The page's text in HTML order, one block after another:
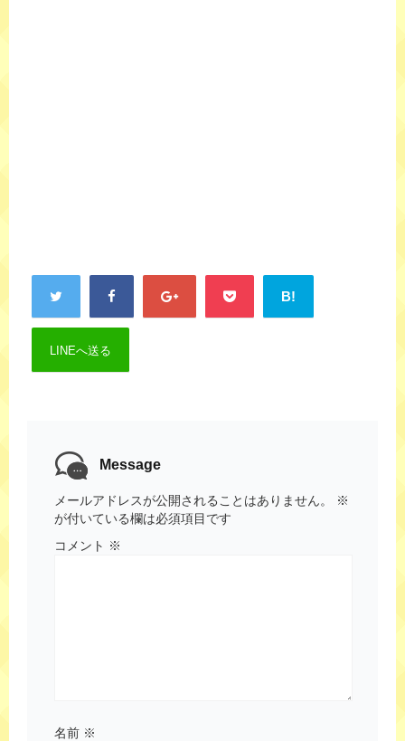
B!
LINEへ送る
Message
メールアドレスが公開されることはありません。
※
が付いている欄は必須項目です
コメント ※
名前 ※